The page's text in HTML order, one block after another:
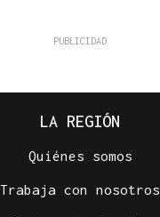
LA REGIÓN
Quiénes somos
Trabaja con nosotros